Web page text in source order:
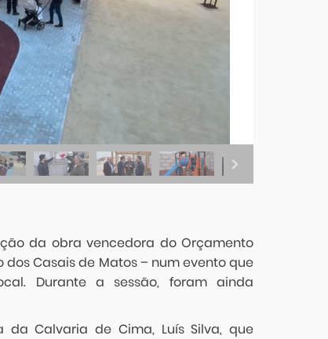
da obra vencedora do Orçamento
dos Casais de Matos – num evento que
Durante a sessão, foram ainda
Calvaria de Cima, Luís Silva, que